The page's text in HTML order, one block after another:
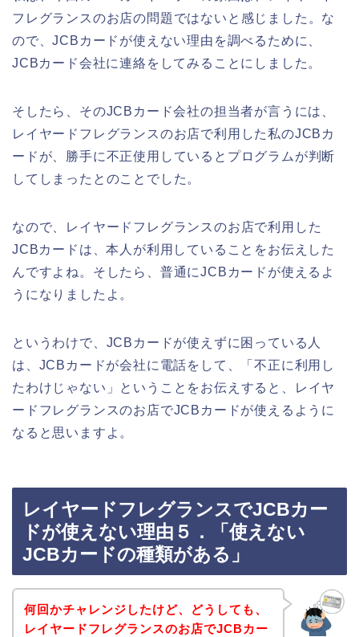
フレグランスのお店の問題ではないと感じました。な
ので、JCBカードが使えない理由を調べるために、
JCBカード会社に連絡をしてみることにしました。
そしたら、そのJCBカード会社の担当者が言うには、
レイヤードフレグランスのお店で利用した私のJCBカ
ードが、勝手に不正使用しているとプログラムが判断
してしまったとのことでした。
なので、レイヤードフレグランスのお店で利用した
JCBカードは、本人が利用していることをお伝えした
んですよね。そしたら、普通にJCBカードが使えるよ
うになりましたよ。
というわけで、JCBカードが使えずに困っている人
は、JCBカードが会社に電話をして、「不正に利用し
たわけじゃない」ということをお伝えすると、レイヤ
ードフレグランスのお店でJCBカードが使えるように
なると思いますよ。
レイヤードフレグランスでJCBカー
ドが使えない理由５．「使えない
JCBカードの種類がある」
何回かチャレンジしたけど、どうしても、
レイヤードフレグランスのお店でJCBカー